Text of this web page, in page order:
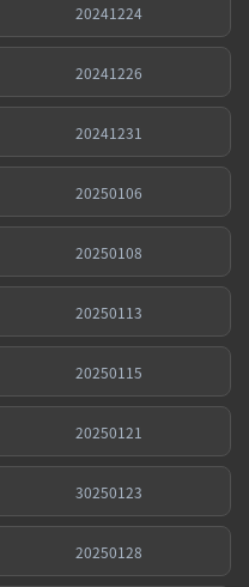
20241224
20241226
20241231
20250106
20250108
20250113
20250115
20250121
30250123
20250128